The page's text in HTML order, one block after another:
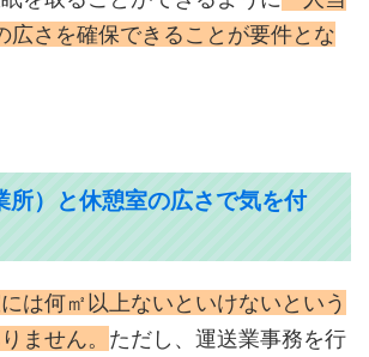
広さを確保できることが要件とな
所）と休憩室の広さで気を付
は何㎡以上ないといけないという
ません。 ただし、運送業事務を行